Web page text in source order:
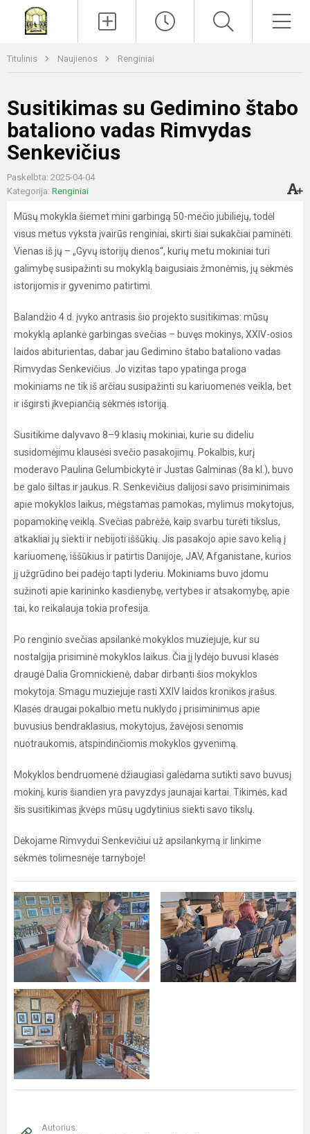
Titulinis Naujienos Renginiai
Susitikimas su Gedimino štabo
bataliono vadas Rimvydas
Senkevičius
Paskelbta: 2025-04-04
Kategorija: Renginiai
Mūsų mokykla šiemet mini garbingą 50-mečio jubiliejų, todėl
visus metus vyksta įvairūs renginiai, skirti šiai sukakčiai paminėti.
Vienas iš jų – „Gyvų istorijų dienos“, kurių metu mokiniai turi
galimybę susipažinti su mokyklą baigusiais žmonėmis, jų sėkmės
istorijomis ir gyvenimo patirtimi.
Balandžio 4 d. įvyko antrasis šio projekto susitikimas: mūsų
mokyklą aplankė garbingas svečias – buvęs mokinys, XXIV-osios
laidos abiturientas, dabar jau Gedimino štabo bataliono vadas
Rimvydas Senkevičius. Jo vizitas tapo ypatinga proga
mokiniams ne tik iš arčiau susipažinti su kariuomenės veikla, bet
ir išgirsti įkvepiančią sėkmės istoriją.
Susitikime dalyvavo 8–9 klasių mokiniai, kurie su dideliu
susidomėjimu klausėsi svečio pasakojimų. Pokalbis, kurį
moderavo Paulina Gelumbickytė ir Justas Galminas (8a kl.), buvo
be galo šiltas ir jaukus. R. Senkevičius dalijosi savo prisiminimais
apie mokyklos laikus, mėgstamas pamokas, mylimus mokytojus,
popamokinę veiklą. Svečias pabrėžė, kaip svarbu turėti tikslus,
atkakliai jų siekti ir nebijoti iššūkių. Jis pasakojo apie savo kelią į
kariuomenę, iššūkius ir patirtis Danijoje, JAV, Afganistane, kurios
jį užgrūdino bei padėjo tapti lyderiu. Mokiniams buvo įdomu
sužinoti apie karininko kasdienybę, vertybes ir atsakomybę, apie
tai, ko reikalauja tokia profesija.
Po renginio svečias apsilankė mokyklos muziejuje, kur su
nostalgija prisiminė mokyklos laikus. Čia jį lydėjo buvusi klasės
draugė Dalia Gromnickienė, dabar dirbanti šios mokyklos
mokytoja. Smagu muziejuje rasti XXIV laidos kronikos įrašus.
Klasės draugai pokalbio metu nuklydo į prisiminimus apie
buvusius bendraklasius, mokytojus, žavėjosi senomis
nuotraukomis, atspindinčiomis mokyklos gyvenimą.
Mokyklos bendruomenė džiaugiasi galėdama sutikti savo buvusį
mokinį, kuris šiandien yra pavyzdys jaunajai kartai. Tikimės, kad
šis susitikimas įkvėps mūsų ugdytinius siekti savo tikslų.
Dėkojame Rimvydui Senkevičiui už apsilankymą ir linkime
sėkmės tolimesnėje tarnyboje!
Autorius: